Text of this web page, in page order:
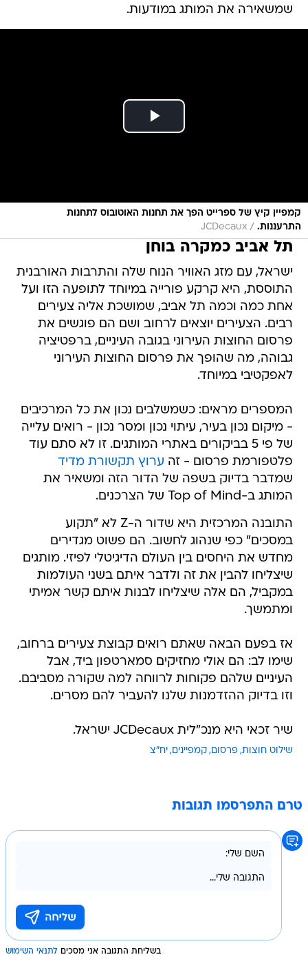
שמשאירה את המותג במודעות.
קמפיין קיץ של ספרייט הפך את תחנות האוטובוס לתחנות
התרעננות. /
JCDecaux
תל אביב כמקרה בוחן
ישראל, עם מזג האוויר הנוח שלה והתרבות האורבנית
התוססת, היא קרקע פורייה במיוחד לתופעה הזו ועל
אחת כמה וכמה תל אביב, שמושכת אליה צעירים
רבים. הצעירים יוצאים לרחוב ושם הם פוגשים את
פרסום החוצות העירוני בגובה העיניים, ברפטיציה
גבוהה, מה שהופך את פרסום החוצות העירוני
לאפקטיבי במיוחד.
המספרים מראים: כשמשלבים נכון את כל המרכיבים
- מיקום נכון בעיר, עיתוי נכון ומסר נכון - רואים עלייה
של פי 5 בביקורים באתרי המותגים. זו לא סתם עוד
פלטפורמת פרסום - זה ערוץ תקשורת מדיד
שמדבר בדיוק בשפה של הדור הזה ומשאיר את
המותג ב-Top of Mind של הצרכנים.
התובנה המרכזית היא שדור ה-Z לא "תקוע
במסכים" כפי שנהוג לחשוב. הם פשוט מגדירים
מחדש את היחסים בין העולם הדיגיטלי לפיזי. מותגים
שיצליחו להבין את זה ולדבר איתם בשני העולמות
במקביל, הם אלה שיצליחו לבנות איתם קשר אמיתי
ומתמשך.
אז בפעם הבאה שאתם רואים קבוצת צעירים ברחוב,
שימו לב: הם אולי מחזיקים סמארטפון ביד, אבל
העיניים שלהם פקוחות לרווחה למה שקורה מסביבם.
וזו בדיוק ההזדמנות שלנו להעביר להם מסרים.
שיר זכאי היא מנכ"לית JCDecaux ישראל.
שילוט חוצות פרסום קמפיינים יח"צ
טרם התפרסמו תגובות
בשליחת התגובה אני מסכים לתנאי השימוש